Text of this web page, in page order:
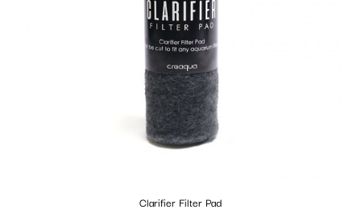
Clarifier Filter Pad